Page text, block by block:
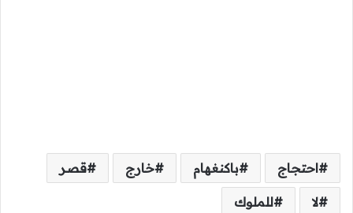
احتجاج باكنغهام خارج قصر
لا للملوك